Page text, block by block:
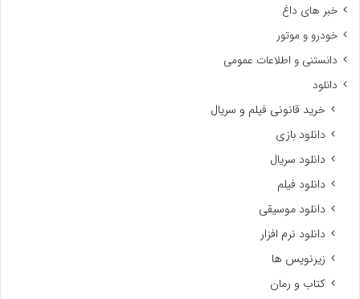
خبر های داغ
خودرو و موتور
دانستنی و اطلاعات عمومی
دانلود
خرید قانونی فیلم و سریال
دانلود بازی
دانلود سریال
دانلود فیلم
دانلود موسیقی
دانلود نرم افزار
زیرنویس ها
کتاب و رمان